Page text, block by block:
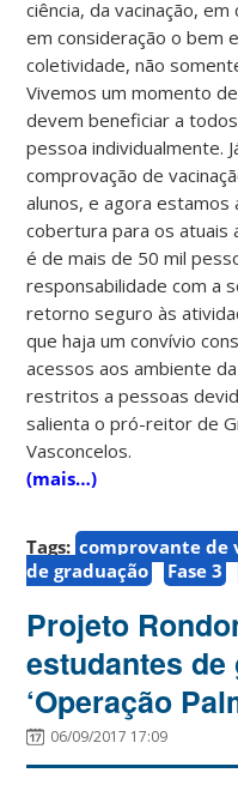
ciência, da vacinação,
em consideração o bem
coletividade, não
Vivemos um momento
devem beneficiar a
pessoa individualmente.
comprovação de
alunos, e agora estamos
cobertura para os atuais
é de mais de 50 mil
responsabilidade com a
retorno seguro às
que haja um convívio
acessos aos ambiente
restritos a pessoas
salienta o pró-reitor de
Vasconcelos.
(mais…)
Tags: comprovante de
de graduação
Fase 3
Projeto
estudantes de
‘Operação
06/09/2017 17:09